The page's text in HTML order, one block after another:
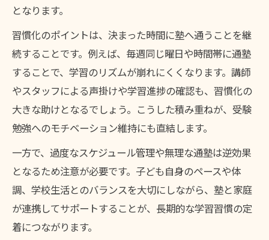
となります。
習慣化のポイントは、決まった時間に塾へ通うことを継
続することです。例えば、毎週同じ曜日や時間帯に通塾
することで、学習のリズムが崩れにくくなります。講師
やスタッフによる声掛けや学習進捗の確認も、習慣化の
大きな助けとなるでしょう。こうした積み重ねが、受験
勉強へのモチベーション維持にも直結します。
一方で、過度なスケジュール管理や無理な通塾は逆効果
となるため注意が必要です。子ども自身のペースや体
調、学校生活とのバランスを大切にしながら、塾と家庭
が連携してサポートすることが、長期的な学習習慣の定
着につながります。